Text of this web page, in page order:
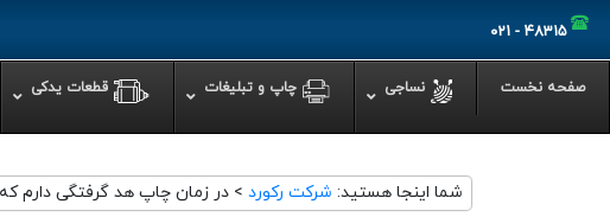
۴۸۳۱۵ - ۰۲۱
صفحه نخست نساجی چاپ‌ و تبلیغات قطعات یدکی
دستگاه چاپ روی پازل
شما اینجا هستید: شرکت رکورد > در زمان چاپ هد گرفتگی دارم که تست نازل